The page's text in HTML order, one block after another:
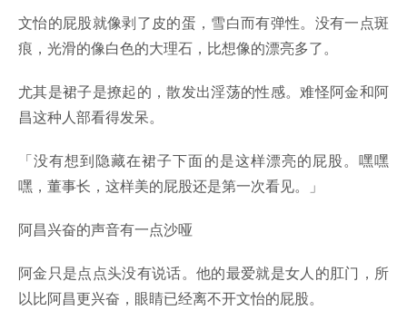
文怡的屁股就像剥了皮的蛋，雪白而有弹性。没有一点斑
痕，光滑的像白色的大理石，比想像的漂亮多了。
尤其是裙子是撩起的，散发出淫荡的性感。难怪阿金和阿
昌这种人部看得发呆。
「没有想到隐藏在裙子下面的是这样漂亮的屁股。嘿嘿
嘿，董事长，这样美的屁股还是第一次看见。」
阿昌兴奋的声音有一点沙哑
阿金只是点点头没有说话。他的最爱就是女人的肛门，所
以比阿昌更兴奋，眼睛已经离不开文怡的屁股。